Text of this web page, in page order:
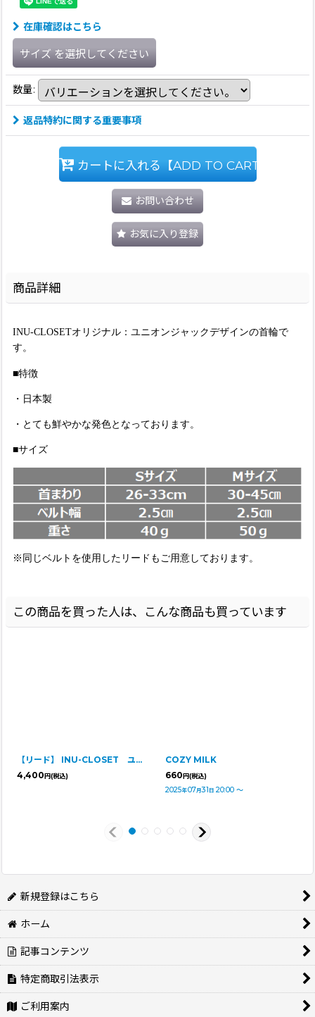
在庫確認はこちら
サイズ を選択してください
数量:
返品特約に関する重要事項
カートに入れる【ADD TO CART】
お問い合わせ
お気に入り登録
商品詳細
INU-CLOSETオリジナル：ユニオンジャックデザインの首輪で
す。
■特徴
・日本製
・とても鮮やかな発色となっております。
■サイズ
※同じベルトを使用したリードもご用意しております。
この商品を買った人は、こんな商品も買っています
【リード】 INU-CLOSET ユニオンジャック柄
4,400円(税込)
COZY MILK
660円(税込)
2025年07月31 日 20:00 ～
新規登録はこちら
ホーム
記事コンテンツ
特定商取引法表示
ご利用案内